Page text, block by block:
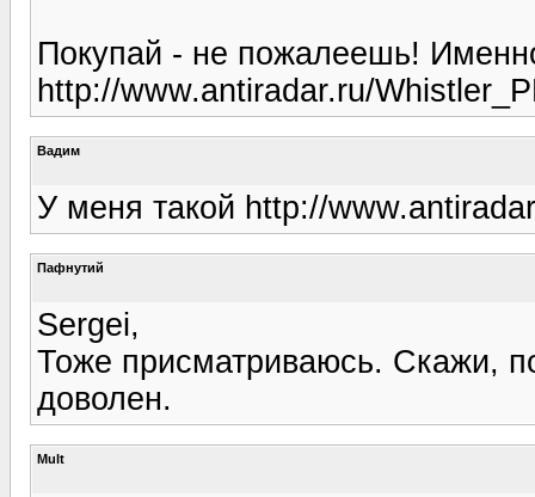
Покупай - не пожалеешь!
http://www.antiradar.ru/
Вадим
У меня такой http://
Пафнутий
Sergei,
Тоже присматриваюсь. Скажи,
доволен.
Mult